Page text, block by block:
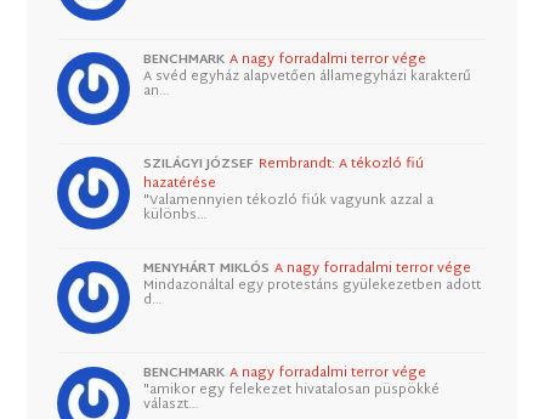
BENCHMARK A nagy forradalmi terror vége
A svéd egyház alapvetően államegyházi karakterű
an…
SZILÁGYI JÓZSEF Rembrandt: A tékozló fiú
hazatérése
"Valamennyien tékozló fiúk vagyunk azzal a
különbs…
MENYHÁRT MIKLÓS A nagy forradalmi terror vége
Mindazonáltal egy protestáns gyülekezetben adott
d…
BENCHMARK A nagy forradalmi terror vége
"amikor egy felekezet hivatalosan püspökké
választ…